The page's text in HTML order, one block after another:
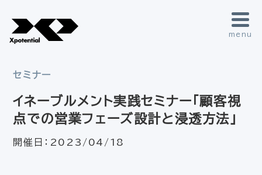
menu
セミナー
イネーブルメント実践セミナー「顧客視
点での営業フェーズ設計と浸透方法」
開催日： 2023/04/18